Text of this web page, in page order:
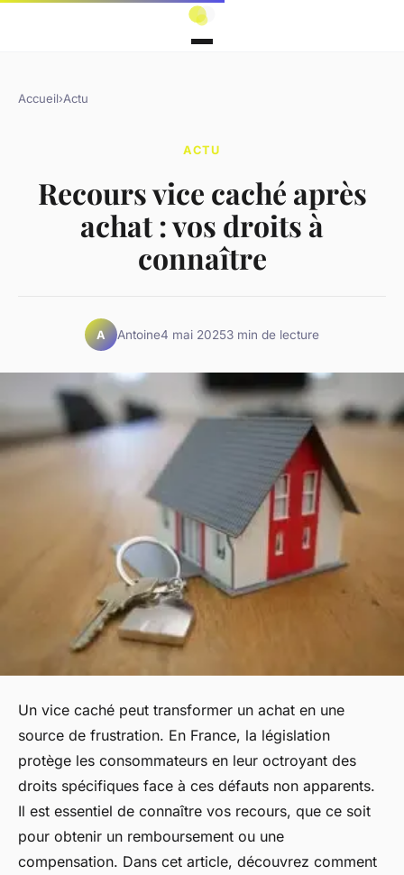
Accueil›Actu
ACTU
Recours vice caché après
achat : vos droits à
connaître
A Antoine4 mai 20253 min de lecture
Un vice caché peut transformer un achat en une
source de frustration. En France, la législation
protège les consommateurs en leur octroyant des
droits spécifiques face à ces défauts non apparents.
Il est essentiel de connaître vos recours, que ce soit
pour obtenir un remboursement ou une
compensation. Dans cet article, découvrez comment